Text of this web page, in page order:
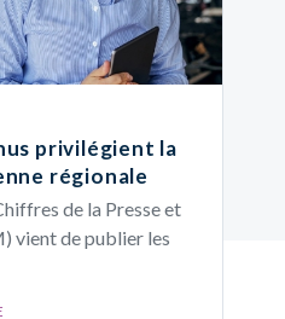
privilégient la
régionale
de la Presse et
vient de publier les